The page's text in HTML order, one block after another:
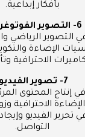
بأفكار إبداعية.
6- التصوير الفوتوغرافي:
التصوير الرياضي
الإضاءة
الاحترافية
7- تصوير الفيديو:
إنتاج المحتوى
الاحترافية
تحرير الفيديو
التواصل.